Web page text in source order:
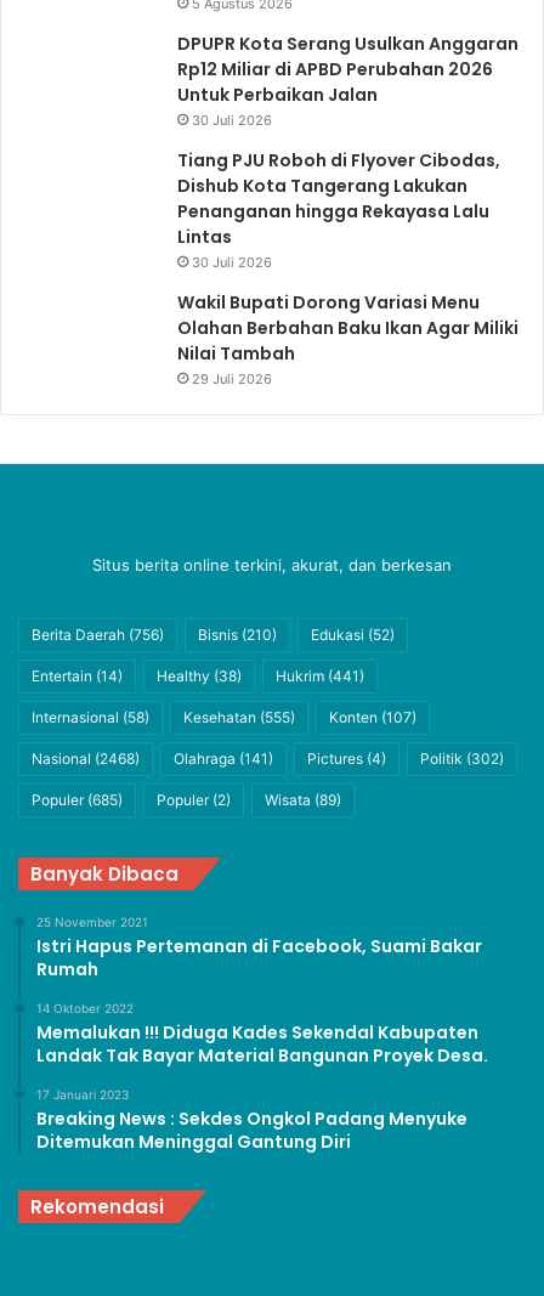
5 Agustus 2026
DPUPR Kota Serang Usulkan Anggaran
Rp12 Miliar di APBD Perubahan 2026
Untuk Perbaikan Jalan
30 Juli 2026
Tiang PJU Roboh di Flyover Cibodas,
Dishub Kota Tangerang Lakukan
Penanganan hingga Rekayasa Lalu
Lintas
30 Juli 2026
Wakil Bupati Dorong Variasi Menu
Olahan Berbahan Baku Ikan Agar Miliki
Nilai Tambah
29 Juli 2026
Situs berita online terkini, akurat, dan berkesan
Berita Daerah (756) Bisnis (210) Edukasi (52)
Entertain (14) Healthy (38) Hukrim (441)
Internasional (58) Kesehatan (555) Konten (107)
Nasional (2468) Olahraga (141) Pictures (4) Politik (302)
Populer(685) Populer(2) Wisata (89)
Banyak Dibaca
25 November 2021
Istri Hapus Pertemanan di Facebook, Suami Bakar
Rumah
14 Oktober 2022
Memalukan !!! Diduga Kades Sekendal Kabupaten
Landak Tak Bayar Material Bangunan Proyek Desa.
17 Januari 2023
Breaking News : Sekdes Ongkol Padang Menyuke
Ditemukan Meninggal Gantung Diri
Rekomendasi